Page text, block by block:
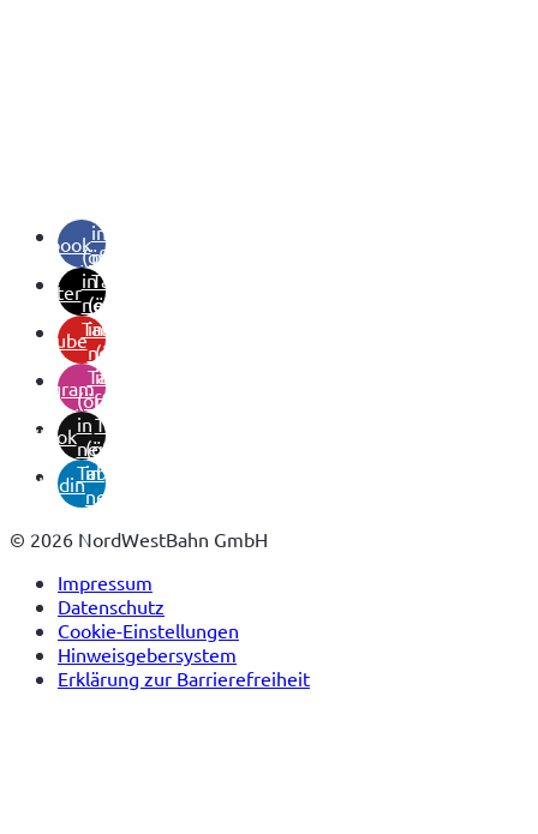
facebookin
neuem
Tab)
twitter
(öffnet
in
neuem
Tab)
youtube
(öffnet
in
neuem
Tab)
instagram
(öffnet
in
neuem
Tab)
tiktok
(öffnet
in
neuem
Tab)
linkedin
(öffnet
in
neuem
© 2026 NordWestBahn GmbH
Impressum
Datenschutz
Cookie-Einstellungen
Hinweisgebersystem
Erklärung zur Barrierefreiheit